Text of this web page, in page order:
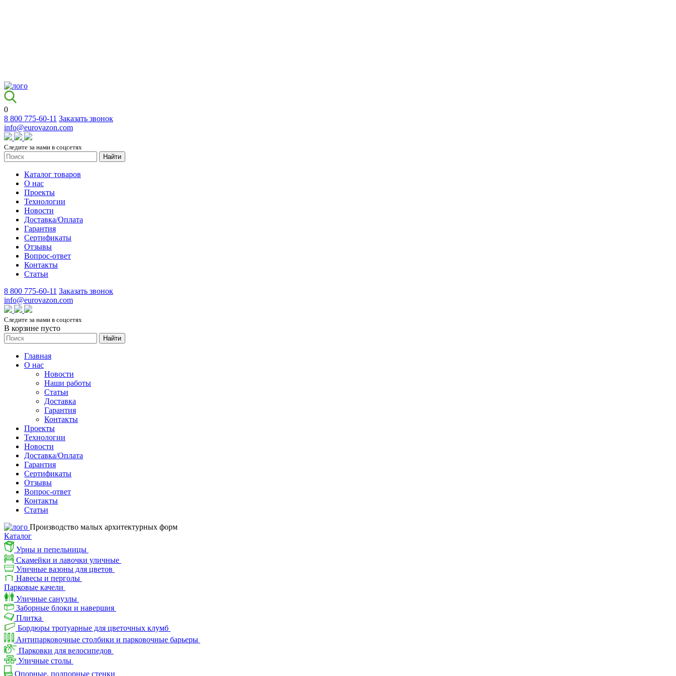
0
8 800 775-60-11 Заказать звонок
info@eurovazon.com
Следите за нами в соцсетях
Найти
Каталог товаров
О нас
Проекты
Технологии
Новости
Доставка/Оплата
Гарантия
Сертификаты
Отзывы
Вопрос-ответ
Контакты
Статьи
8 800 775-60-11 Заказать звонок
info@eurovazon.com
Следите за нами в соцсетях
В корзине пусто
Найти
Главная
О нас
Новости
Наши работы
Статьи
Доставка
Гарантия
Контакты
Проекты
Технологии
Новости
Доставка/Оплата
Гарантия
Сертификаты
Отзывы
Вопрос-ответ
Контакты
Статьи
Производство малых архитектурных форм
Каталог
Урны и пепельницы
Скамейки и лавочки уличные
Уличные вазоны для цветов
Навесы и перголы
Парковые качели
Уличные санузлы
Заборные блоки и навершия
Плитка
Бордюры тротуарные для цветочных клумб
Антипарковочные столбики и парковочные барьеры
Парковки для велосипедов
Уличные столы
Опорные, подпорные стенки